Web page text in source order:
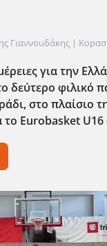
Γιαννουδάκης |
για την
δεύτερο φιλικό
στο πλαίσιο
το Eurobasket U16